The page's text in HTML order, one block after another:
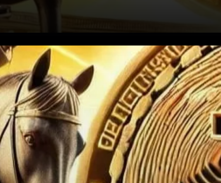
Donald Trump se prépare pour
sa deuxième inauguration
présidentielle le 20 janvier
2025, et le marché des
cryptomonnaies suit de…